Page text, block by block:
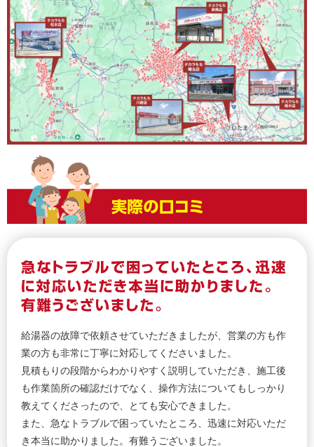
給湯器の故障で依頼させていただきましたが、営業の方も作
業の方も非常に丁寧に対応してくださいました。
見積もりの段階からわかりやすく説明していただき、施工後
も作業箇所の確認だけでなく、操作方法についてもしっかり
教えてくださったので、とても安心できました。
また、急なトラブルで困っていたところ、迅速に対応いただ
き本当に助かりました。有難うございました。